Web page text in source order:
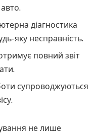
діагностика
яку несправність.
повний звіт
супроводжуються
не лише